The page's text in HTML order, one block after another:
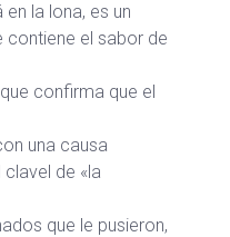
la lona, es un
contiene el sabor de
confirma que el
una causa
de «la
que le pusieron,